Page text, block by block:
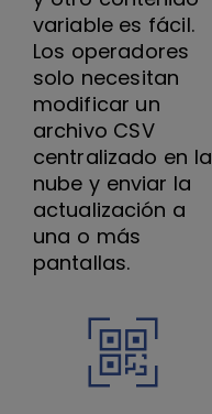
variable es fácil.
Los operadores
solo necesitan
modificar un
archivo CSV
centralizado en la
nube y enviar la
actualización a
una o más
pantallas.